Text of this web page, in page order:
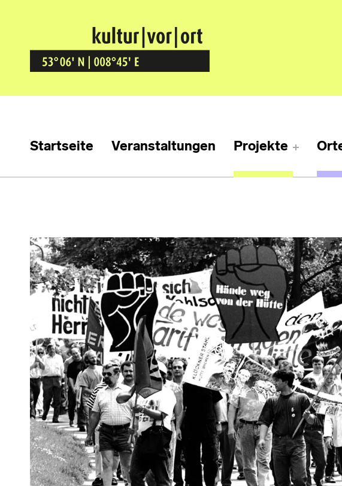
Kultur Vor Ort
BREMEN GRÖPELINGEN
Startseite Veranstaltungen Projekte